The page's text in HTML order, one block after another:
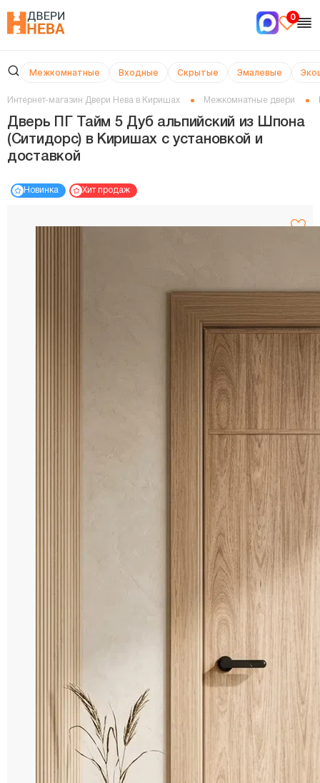
0
Межкомнатные Входные Скрытые Эмалевые
Интернет-магазин Двери Нева в Киришах Межкомнатные двери
Дверь ПГ Тайм 5 Дуб альпийский из Шпона
(Ситидорс) в Киришах с установкой и
доставкой
Новинка Хит продаж